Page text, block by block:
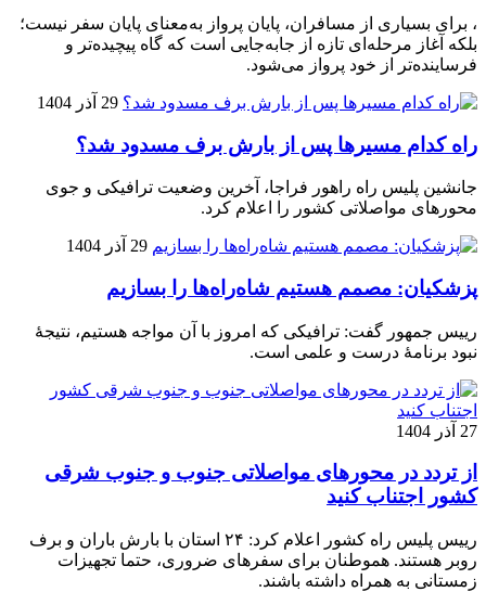
، برای بسیاری از مسافران، پایان پرواز به‌معنای پایان سفر نیست؛
بلکه آغاز مرحله‌ای تازه از جابه‌جایی است که گاه پیچیده‌تر و
فرساینده‌تر از خود پرواز می‌شود.
29 آذر 1404
راه کدام مسیرها پس از بارش برف مسدود شد؟
جانشین پلیس راه راهور فراجا، آخرین وضعیت ترافیکی و جوی
محورهای مواصلاتی کشور را اعلام کرد.
29 آذر 1404
پزشکیان: مصمم هستیم شاه‌راه‌ها را بسازیم
رییس جمهور گفت: ترافیکی که امروز با آن مواجه هستیم، نتیجۀ
نبود برنامۀ درست و علمی است.
27 آذر 1404
از تردد در محورهای مواصلاتی جنوب و جنوب شرقی
کشور اجتناب کنید
رییس پلیس راه کشور اعلام کرد: ۲۴ استان با بارش باران و برف
روبر هستند. هموطنان برای سفرهای ضروری، حتما تجهیزات
زمستانی به همراه داشته باشند.